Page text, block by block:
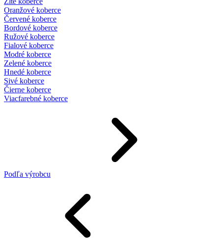
Oranžové koberce
Červené koberce
Bordové koberce
Ružové koberce
Fialové koberce
Modré koberce
Zelené koberce
Hnedé koberce
Sivé koberce
Čierne koberce
Viacfarebné koberce
Podľa výrobcu